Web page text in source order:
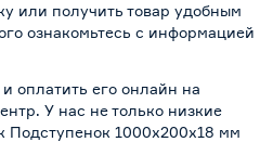
или получить товар удобным
ознакомьтесь с информацией
оплатить его онлайн на
У нас не только низкие
Подступенок 1000х200х18 мм